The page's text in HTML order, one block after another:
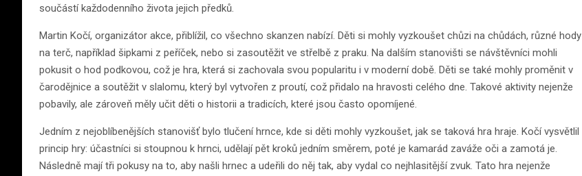
součástí každodenního života jejich předků.
Martin Kočí, organizátor akce, přiblížil, co všechno skanzen nabízí. Děti si mohly vyzkoušet chůzi na chůdách, různé hody
na terč, například šipkami z peříček, nebo si zasoutěžit ve střelbě z praku. Na dalším stanovišti se návštěvníci mohli
pokusit o hod podkovou, což je hra, která si zachovala svou popularitu i v moderní době. Děti se také mohly proměnit v
čarodějnice a soutěžit v slalomu, který byl vytvořen z proutí, což přidalo na hravosti celého dne. Takové aktivity nejenže
pobavily, ale zároveň měly učit děti o historii a tradicích, které jsou často opomíjené.
Jedním z nejoblíbenějších stanovišť bylo tlučení hrnce, kde si děti mohly vyzkoušet, jak se taková hra hraje. Kočí vysvětlil
princip hry: účastníci si stoupnou k hrnci, udělají pět kroků jedním směrem, poté je kamarád zaváže oči a zamotá je.
Následně mají tři pokusy na to, aby našli hrnec a udeřili do něj tak, aby vydal co nejhlasitější zvuk. Tato hra nejenže